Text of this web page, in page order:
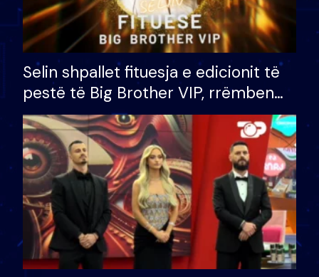
Selin shpallet fituesja e edicionit të
pestë të Big Brother VIP, rrëmben
çmimin e madh prej 100 mijë eurosh